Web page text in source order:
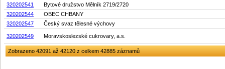
320202541
Bytové družstvo Mělník 2719/2720
320202544
OBEC CHBANY
320202547
Český svaz tělesné výchovy
320202549 Moravskoslezské cukrovary, a.s.
Zobrazeno 42091 až 42120 z celkem 42885 záznamů